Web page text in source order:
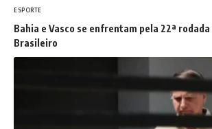
ESPORTE
Bahia e Vasco se enfrentam pela 22ª
Brasileiro